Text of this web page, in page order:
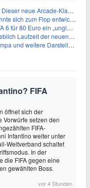
Klassiker verzeiht dir gar nichts
sich zum Flop entwickeln
ein „unglaubliches Schnäppchen“
der neuen Gameplay-Präsentation
Darsteller sollen feststehen
FIFA
öffnet sich der
Vorwürfe setzen den
FIFA-
Infantino weiter unter
Weltverband schaltet
In der
die FIFA gegen eine
gewählten Boss.
vor 4 Stunden